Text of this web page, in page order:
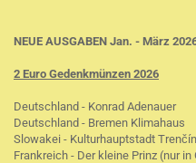
NEUE AUSGABEN Jan. - März
2 Euro Gedenkmünzen 2026
Deutschland - Konrad Adenauer
Deutschland - Bremen Klimahaus
Slowakei - Kulturhauptstadt Trenčín
Frankreich - Der kleine Prinz (nur in